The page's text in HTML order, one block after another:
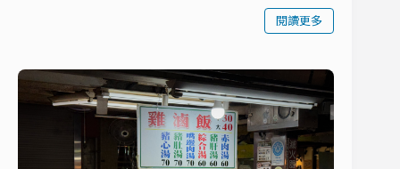
閱讀更多